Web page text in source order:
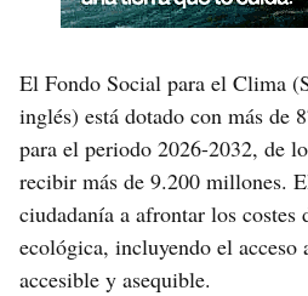
El Fondo Social para el Clima
inglés) está dotado con más de
para el periodo 2026-2032, de
recibir más de 9.200 millones.
ciudadanía a afrontar los costes
ecológica, incluyendo el
accesible y asequible.